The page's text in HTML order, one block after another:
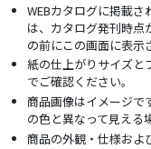
WEBカタログに掲載
は、カタログ発刊時点
の前にこの画面に表示
紙の仕上がりサイズと
でご確認ください。
商品画像はイメージで
の色と異なって見える
商品の外観・仕様およ